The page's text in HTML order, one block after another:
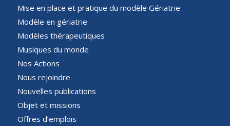
Mise en place et pratique du modèle Gériatrie
Modèle en gériatrie
Modèles thérapeutiques
Musiques du monde
Nos Actions
Nous rejoindre
Nouvelles publications
Objet et missions
Offres d’emplois